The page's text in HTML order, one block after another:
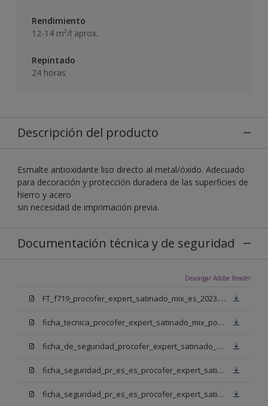
Rendimiento
12-14 m²/l aprox.
Repintado
24 horas
Descripción del producto
Esmalte antioxidante liso directo al metal/óxido. Adecuado
para decoración y protección duradera de las superficies de
hierro y acero
sin necesidad de imprimación previa.
Documentación técnica y de seguridad
Descargar Adobe Reader
FT_f719_procofer_expert_satinado_mix_es_2023.pdf
ficha_tecnica_procofer_expert_satinado_mix_portugues.pdf
ficha_de_seguridad_procofer_expert_satinado_mix_portugues.pdf
ficha_seguridad_pr_es_es_procofer_expert_satinado_mix_bm.pdf
ficha_seguridad_pr_es_es_procofer_expert_satinado_mix_bn.pdf